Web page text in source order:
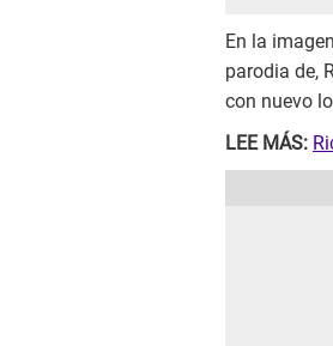
En la
parodia de,
con nuevo
LEE MÁS: